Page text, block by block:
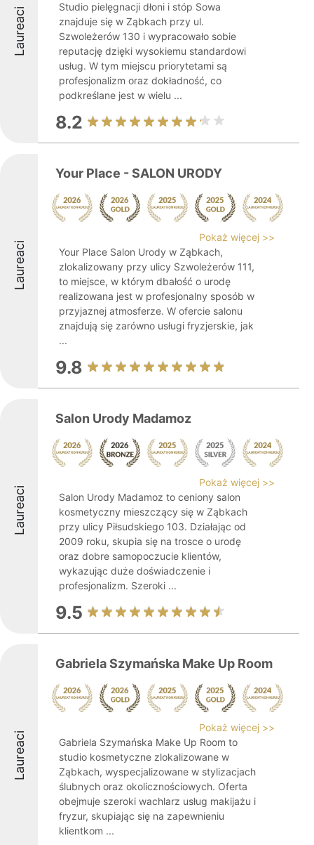
Laureaci
Studio pielęgnacji dłoni i stóp Sowa
znajduje się w Ząbkach przy ul.
Szwoleżerów 130 i wypracowało sobie
reputację dzięki wysokiemu standardowi
usług. W tym miejscu priorytetami są
profesjonalizm oraz dokładność, co
podkreślane jest w wielu ...
8.2
Laureaci
Your Place - SALON URODY
Pokaż więcej >>
Your Place Salon Urody w Ząbkach,
zlokalizowany przy ulicy Szwoleżerów 111,
to miejsce, w którym dbałość o urodę
realizowana jest w profesjonalny sposób w
przyjaznej atmosferze. W ofercie salonu
znajdują się zarówno usługi fryzjerskie, jak
...
9.8
Laureaci
Salon Urody Madamoz
Pokaż więcej >>
Salon Urody Madamoz to ceniony salon
kosmetyczny mieszczący się w Ząbkach
przy ulicy Piłsudskiego 103. Działając od
2009 roku, skupia się na trosce o urodę
oraz dobre samopoczucie klientów,
wykazując duże doświadczenie i
profesjonalizm. Szeroki ...
9.5
Laureaci
Gabriela Szymańska Make Up Room
Pokaż więcej >>
Gabriela Szymańska Make Up Room to
studio kosmetyczne zlokalizowane w
Ząbkach, wyspecjalizowane w stylizacjach
ślubnych oraz okolicznościowych. Oferta
obejmuje szeroki wachlarz usług makijażu i
fryzur, skupiając się na zapewnieniu
klientkom ...